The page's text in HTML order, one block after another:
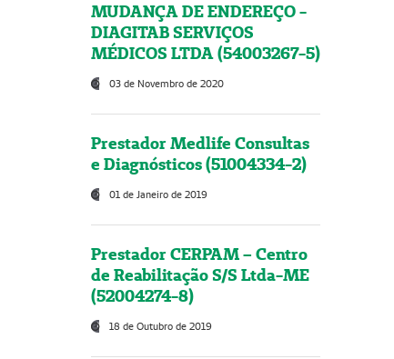
MUDANÇA DE ENDEREÇO -
DIAGITAB SERVIÇOS
MÉDICOS LTDA (54003267-5)
03 de Novembro de 2020
Prestador Medlife Consultas
e Diagnósticos (51004334-2)
01 de Janeiro de 2019
Prestador CERPAM – Centro
de Reabilitação S/S Ltda-ME
(52004274-8)
18 de Outubro de 2019